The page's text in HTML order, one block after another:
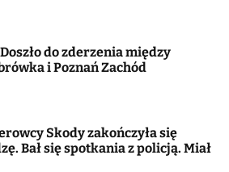
dla
do zderzenia między
i Poznań Zachód
Skody zakończyła się
Bał się spotkania z policją. Miał